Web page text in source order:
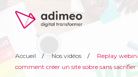
Accueil Nos vidéos
Replay
comment créer un site sobre sans